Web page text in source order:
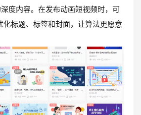
度内容。在发布动画短视频时，可
化标题、标签和封面，让算法更愿意